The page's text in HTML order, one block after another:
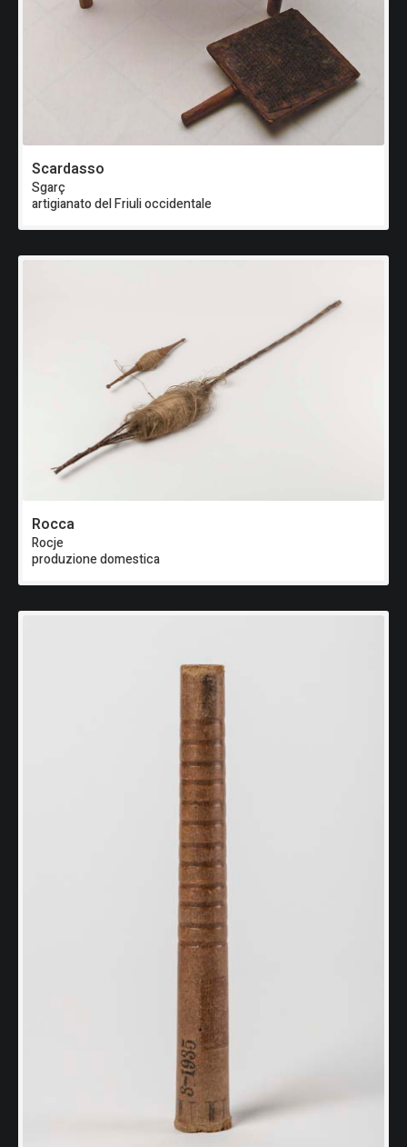
Scardasso
Sgarç
artigianato del Friuli occidentale
Rocca
Rocje
produzione domestica